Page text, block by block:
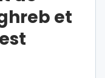
et